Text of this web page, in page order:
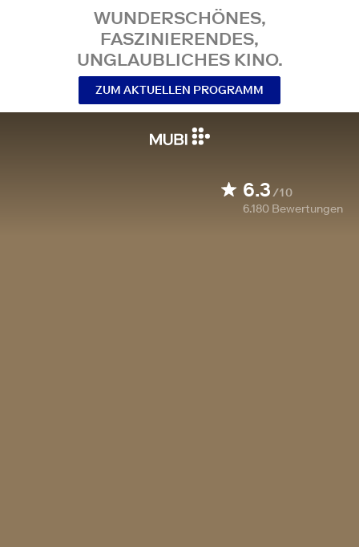
WUNDERSCHÖNES,
FASZINIERENDES,
UNGLAUBLICHES KINO.
ZUM AKTUELLEN PROGRAMM
6.3/10
6.180 Bewertungen